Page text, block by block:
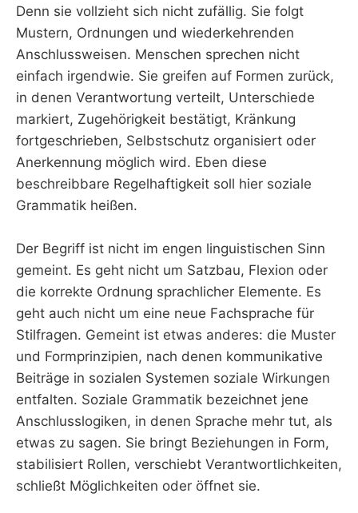
Denn sie vollzieht sich nicht zufällig. Sie folgt
Mustern, Ordnungen und wiederkehrenden
Anschlussweisen. Menschen sprechen nicht
einfach irgendwie. Sie greifen auf Formen zurück,
in denen Verantwortung verteilt, Unterschiede
markiert, Zugehörigkeit bestätigt, Kränkung
fortgeschrieben, Selbstschutz organisiert oder
Anerkennung möglich wird. Eben diese
beschreibbare Regelhaftigkeit soll hier soziale
Grammatik heißen.
Der Begriff ist nicht im engen linguistischen Sinn
gemeint. Es geht nicht um Satzbau, Flexion oder
die korrekte Ordnung sprachlicher Elemente. Es
geht auch nicht um eine neue Fachsprache für
Stilfragen. Gemeint ist etwas anderes: die Muster
und Formprinzipien, nach denen kommunikative
Beiträge in sozialen Systemen soziale Wirkungen
entfalten. Soziale Grammatik bezeichnet jene
Anschlusslogiken, in denen Sprache mehr tut, als
etwas zu sagen. Sie bringt Beziehungen in Form,
stabilisiert Rollen, verschiebt Verantwortlichkeiten,
schließt Möglichkeiten oder öffnet sie.